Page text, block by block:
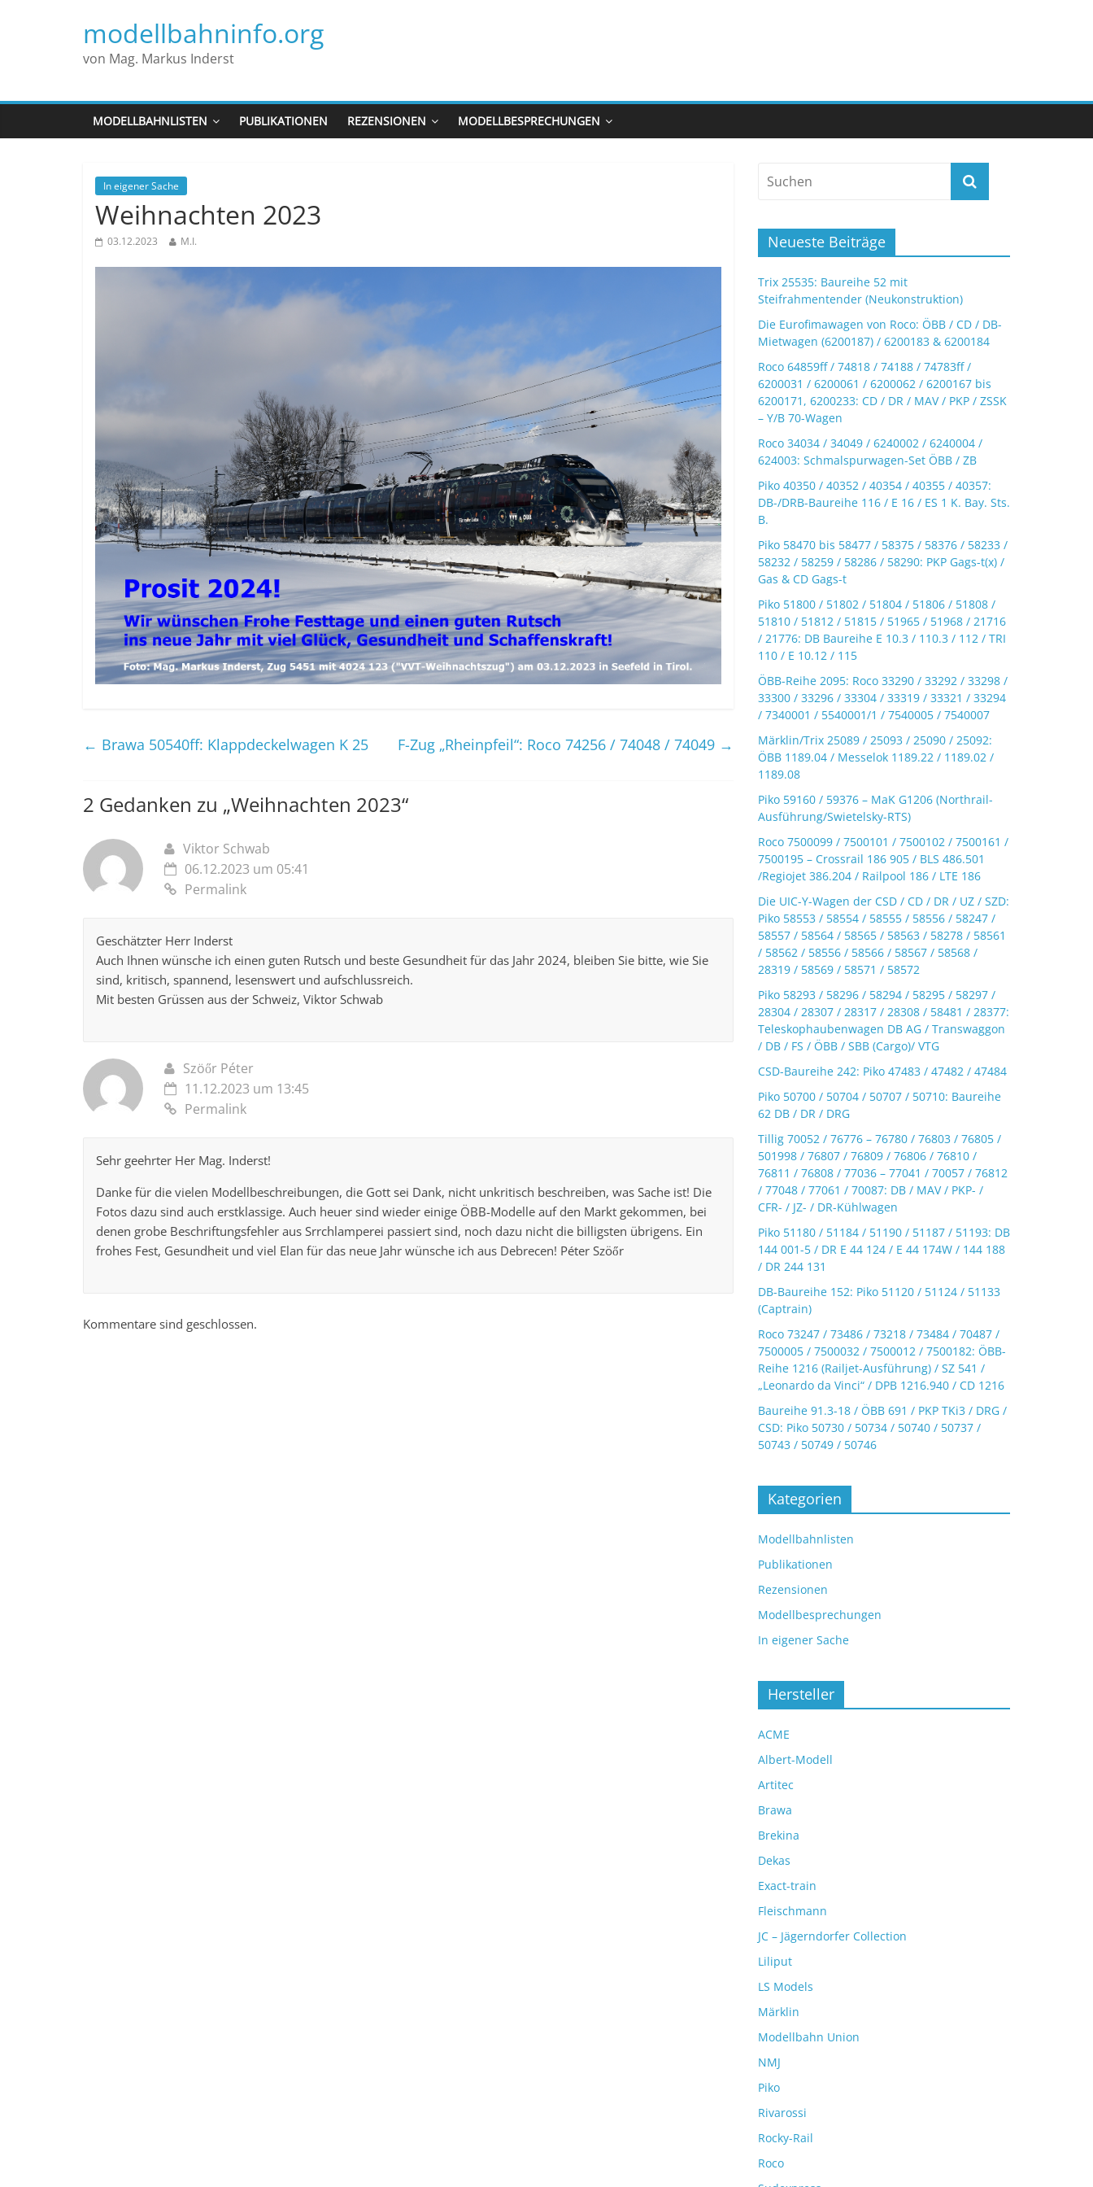
modellbahninfo.org
von Mag. Markus Inderst
MODELLBAHNLISTEN PUBLIKATIONEN REZENSIONEN MODELLBESPRECHUNGEN
In eigener Sache
Weihnachten 2023
03.12.2023 M.I.
← Brawa 50540ff: Klappdeckelwagen K 25 F-Zug „Rheinpfeil“: Roco 74256 / 74048 / 74049 →
2 Gedanken zu „Weihnachten 2023“
Viktor Schwab
06.12.2023 um 05:41
Permalink
Geschätzter Herr Inderst
Auch Ihnen wünsche ich einen guten Rutsch und beste Gesundheit für das Jahr 2024, bleiben Sie bitte, wie Sie
sind, kritisch, spannend, lesenswert und aufschlussreich.
Mit besten Grüssen aus der Schweiz, Viktor Schwab
Szöőr Péter
11.12.2023 um 13:45
Permalink
Sehr geehrter Her Mag. Inderst!
Danke für die vielen Modellbeschreibungen, die Gott sei Dank, nicht unkritisch beschreiben, was Sache ist! Die
Fotos dazu sind auch erstklassige. Auch heuer sind wieder einige ÖBB-Modelle auf den Markt gekommen, bei
denen grobe Beschriftungsfehler aus Srrchlamperei passiert sind, noch dazu nicht die billigsten übrigens. Ein
frohes Fest, Gesundheit und viel Elan für das neue Jahr wünsche ich aus Debrecen! Péter Szöőr
Kommentare sind geschlossen.
Neueste Beiträge
Trix 25535: Baureihe 52 mit
Steifrahmentender (Neukonstruktion)
Die Eurofimawagen von Roco: ÖBB / CD / DB-
Mietwagen (6200187) / 6200183 & 6200184
Roco 64859ff / 74818 / 74188 / 74783ff /
6200031 / 6200061 / 6200062 / 6200167 bis
6200171, 6200233: CD / DR / MAV / PKP / ZSSK
– Y/B 70-Wagen
Roco 34034 / 34049 / 6240002 / 6240004 /
624003: Schmalspurwagen-Set ÖBB / ZB
Piko 40350 / 40352 / 40354 / 40355 / 40357:
DB-/DRB-Baureihe 116 / E 16 / ES 1 K. Bay. Sts.
B.
Piko 58470 bis 58477 / 58375 / 58376 / 58233 /
58232 / 58259 / 58286 / 58290: PKP Gags-t(x) /
Gas & CD Gags-t
Piko 51800 / 51802 / 51804 / 51806 / 51808 /
51810 / 51812 / 51815 / 51965 / 51968 / 21716
/ 21776: DB Baureihe E 10.3 / 110.3 / 112 / TRI
110 / E 10.12 / 115
ÖBB-Reihe 2095: Roco 33290 / 33292 / 33298 /
33300 / 33296 / 33304 / 33319 / 33321 / 33294
/ 7340001 / 5540001/1 / 7540005 / 7540007
Märklin/Trix 25089 / 25093 / 25090 / 25092:
ÖBB 1189.04 / Messelok 1189.22 / 1189.02 /
1189.08
Piko 59160 / 59376 – MaK G1206 (Northrail-
Ausführung/Swietelsky-RTS)
Roco 7500099 / 7500101 / 7500102 / 7500161 /
7500195 – Crossrail 186 905 / BLS 486.501
/Regiojet 386.204 / Railpool 186 / LTE 186
Die UIC-Y-Wagen der CSD / CD / DR / UZ / SZD:
Piko 58553 / 58554 / 58555 / 58556 / 58247 /
58557 / 58564 / 58565 / 58563 / 58278 / 58561
/ 58562 / 58556 / 58566 / 58567 / 58568 /
28319 / 58569 / 58571 / 58572
Piko 58293 / 58296 / 58294 / 58295 / 58297 /
28304 / 28307 / 28317 / 28308 / 58481 / 28377:
Teleskophaubenwagen DB AG / Transwaggon
/ DB / FS / ÖBB / SBB (Cargo)/ VTG
CSD-Baureihe 242: Piko 47483 / 47482 / 47484
Piko 50700 / 50704 / 50707 / 50710: Baureihe
62 DB / DR / DRG
Tillig 70052 / 76776 – 76780 / 76803 / 76805 /
501998 / 76807 / 76809 / 76806 / 76810 /
76811 / 76808 / 77036 – 77041 / 70057 / 76812
/ 77048 / 77061 / 70087: DB / MAV / PKP- /
CFR- / JZ- / DR-Kühlwagen
Piko 51180 / 51184 / 51190 / 51187 / 51193: DB
144 001-5 / DR E 44 124 / E 44 174W / 144 188
/ DR 244 131
DB-Baureihe 152: Piko 51120 / 51124 / 51133
(Captrain)
Roco 73247 / 73486 / 73218 / 73484 / 70487 /
7500005 / 7500032 / 7500012 / 7500182: ÖBB-
Reihe 1216 (Railjet-Ausführung) / SZ 541 /
„Leonardo da Vinci“ / DPB 1216.940 / CD 1216
Baureihe 91.3-18 / ÖBB 691 / PKP TKi3 / DRG /
CSD: Piko 50730 / 50734 / 50740 / 50737 /
50743 / 50749 / 50746
Kategorien
Modellbahnlisten
Publikationen
Rezensionen
Modellbesprechungen
In eigener Sache
Hersteller
ACME
Albert-Modell
Artitec
Brawa
Brekina
Dekas
Exact-train
Fleischmann
JC – Jägerndorfer Collection
Liliput
LS Models
Märklin
Modellbahn Union
NMJ
Piko
Rivarossi
Rocky-Rail
Roco